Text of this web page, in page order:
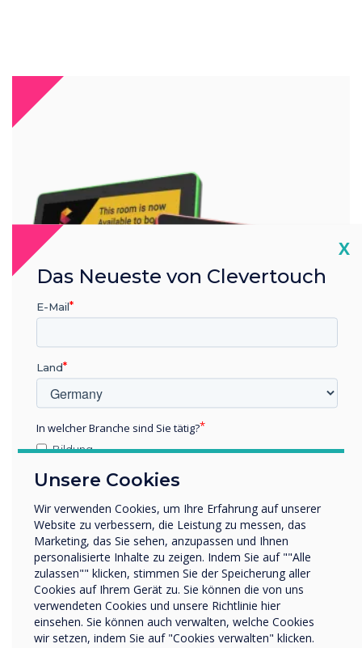
Raumbuchungspanel
individuell
Nutzen Sie editierbare Vorlagen für ein passendes Branding
– ob für Ihr Unternehmen oder für Besucher. Wählen Sie
aus einer Vielzahl vollständig anpassbarer Designs und
integrieren Sie animierte Texte, Bildershows, Videos, Uhren,
Newsticker und vieles mehr.
Unsere Cookies
Wir verwenden Cookies, um Ihre Erfahrung auf unserer
Website zu verbessern, die Leistung zu messen, das
Marketing, das Sie sehen, anzupassen und Ihnen
personalisierte Inhalte zu zeigen. Indem Sie auf ""Alle
zulassen"" klicken, stimmen Sie der Speicherung aller
Cookies auf Ihrem Gerät zu. Sie können die von uns
verwendeten Cookies und unsere Richtlinie hier
einsehen. Sie können auch verwalten, welche Cookies
wir setzen, indem Sie auf "Cookies verwalten" klicken.
X
Das Neueste von Clevertouch
E-Mail
Land
In welcher Branche sind Sie tätig?
Bildung
Sonstiges
Name Unternehmen/Einrichtung
Wir möchten Sie gerne per E-Mail, Telefon oder Post
bezüglich unserer Produkte und Dienstleistungen
kontaktieren.
Ich bin damit einverstanden, Mitteilungen von